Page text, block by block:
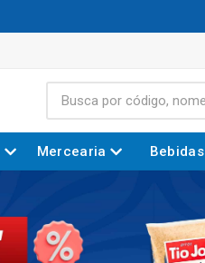
Mercearia Bebidas